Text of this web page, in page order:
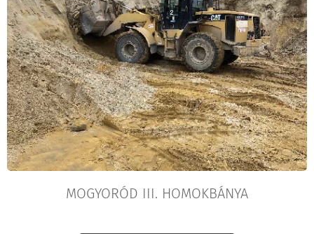
MOGYORÓD III. HOMOKBÁNYA